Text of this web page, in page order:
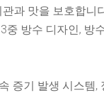
과 맛을 보호합니
중 방수 디자인, 방
증기 발생 시스템,